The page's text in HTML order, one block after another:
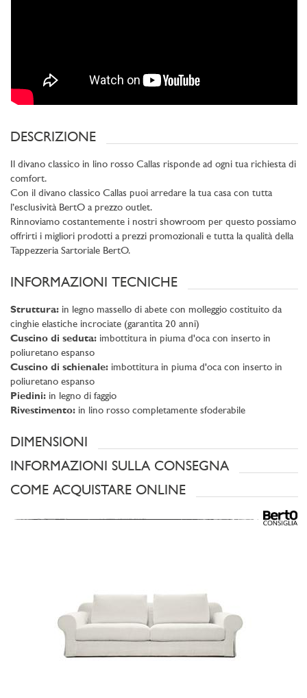
DESCRIZIONE
Il divano classico in lino rosso Callas risponde ad ogni tua richiesta di
comfort.
Con il divano classico Callas puoi arredare la tua casa con tutta
l’esclusività BertO a prezzo outlet.
Rinnoviamo costantemente i nostri showroom per questo possiamo
offrirti i migliori prodotti a prezzi promozionali e tutta la qualità della
Tappezzeria Sartoriale BertO.
INFORMAZIONI TECNICHE
Struttura: in legno massello di abete con molleggio costituito da
cinghie elastiche incrociate (garantita 20 anni)
Cuscino di seduta: imbottitura in piuma d'oca con inserto in
poliuretano espanso
Cuscino di schienale: imbottitura in piuma d'oca con inserto in
poliuretano espanso
Piedini: in legno di faggio
Rivestimento: in lino rosso completamente sfoderabile
DIMENSIONI
INFORMAZIONI SULLA CONSEGNA
COME ACQUISTARE ONLINE